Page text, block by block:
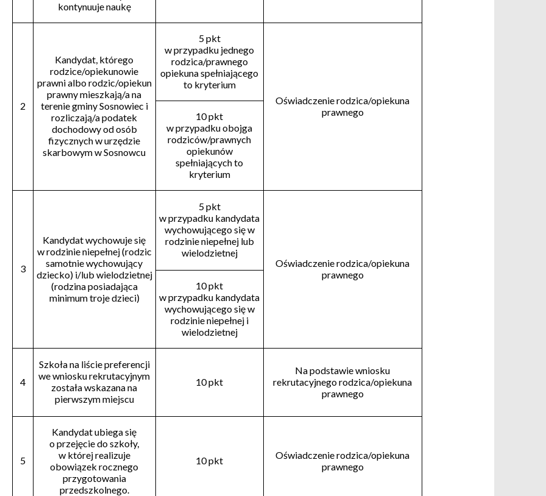
kontynuuje naukę
2
Kandydat, którego
rodzice/opiekunowie
prawni albo rodzic/opiekun
prawny mieszkają/a na
terenie gminy Sosnowiec i
rozliczają/a podatek
dochodowy od osób
fizycznych w urzędzie
skarbowym w Sosnowcu
5 pkt
w przypadku jednego
rodzica/prawnego
opiekuna spełniającego
to kryterium
Oświadczenie rodzica/opiekuna
prawnego
10 pkt
w przypadku obojga
rodziców/prawnych
opiekunów
spełniających to
kryterium
3
Kandydat wychowuje się
w rodzinie niepełnej (rodzic
samotnie wychowujący
dziecko) i/lub wielodzietnej
(rodzina posiadająca
minimum troje dzieci)
5 pkt
w przypadku kandydata
wychowującego się w
rodzinie niepełnej lub
wielodzietnej
Oświadczenie rodzica/opiekuna
prawnego
10 pkt
w przypadku kandydata
wychowującego się w
rodzinie niepełnej i
wielodzietnej
4
Szkoła na liście preferencji
we wniosku rekrutacyjnym
została wskazana na
pierwszym miejscu
10 pkt
Na podstawie wniosku
rekrutacyjnego rodzica/opiekuna
prawnego
5
Kandydat ubiega się
o przejęcie do szkoły,
w której realizuje
obowiązek rocznego
przygotowania
przedszkolnego.
10 pkt
Oświadczenie rodzica/opiekuna
prawnego